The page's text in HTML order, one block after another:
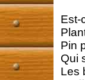
Est-
Pin
Qui
Les